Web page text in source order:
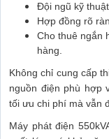
Đội ngũ kỹ
Hợp đồng rõ
Cho thuê ngắn
hàng.
Không chỉ cung cấp
nguồn điện phù hợp
tối ưu chi phí mà vẫn
Máy phát điện